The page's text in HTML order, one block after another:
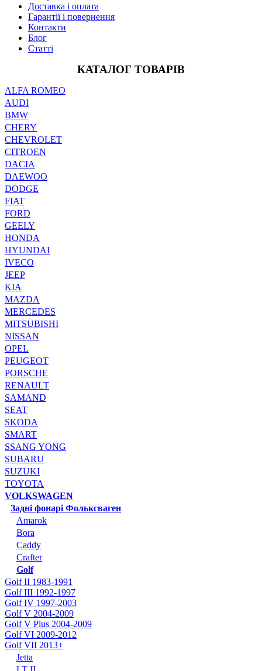
Доставка і оплата
Гарантії і повернення
Контакти
Блог
Статті
КАТАЛОГ ТОВАРІВ
ALFA ROMEO
AUDI
BMW
CHERY
CHEVROLET
CITROEN
DACIA
DAEWOO
DODGE
FIAT
FORD
GEELY
HONDA
HYUNDAI
IVECO
JEEP
KIA
MAZDA
MERCEDES
MITSUBISHI
NISSAN
OPEL
PEUGEOT
PORSCHE
RENAULT
SAMAND
SEAT
SKODA
SMART
SSANG YONG
SUBARU
SUZUKI
TOYOTA
VOLKSWAGEN
Задні фонарі Фольксваген
Amarok
Bora
Caddy
Crafter
Golf
Golf II 1983-1991
Golf III 1992-1997
Golf IV 1997-2003
Golf V 2004-2009
Golf V Plus 2004-2009
Golf VI 2009-2012
Golf VII 2013+
Jetta